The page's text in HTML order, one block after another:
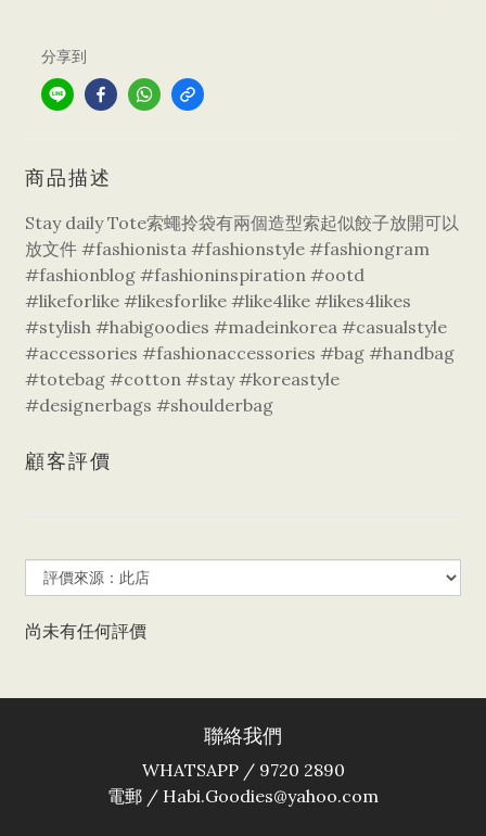
分享到
商品描述
Stay daily Tote索蠅拎袋有兩個造型索起似餃子放開可以
放文件 #fashionista #fashionstyle #fashiongram
#fashionblog #fashioninspiration #ootd
#likeforlike #likesforlike #like4like #likes4likes
#stylish #habigoodies #madeinkorea #casualstyle
#accessories #fashionaccessories #bag #handbag
#totebag #cotton #stay #koreastyle
#designerbags #shoulderbag
顧客評價
尚未有任何評價
聯絡我們
WHATSAPP / 9720 2890
電郵 / Habi.Goodies@yahoo.com